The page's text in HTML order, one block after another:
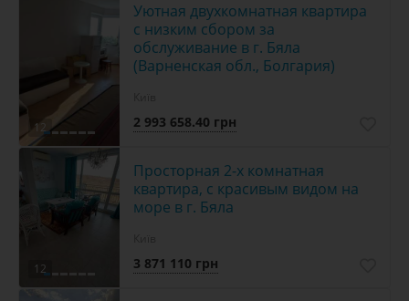
12
Уютная двухкомнатная квартира
с низким сбором за
обслуживание в г. Бяла
(Варненская обл., Болгария)
2 993 658.40 грн
12
Просторная 2-х комнатная
квартира, с красивым видом на
море в г. Бяла
3 871 110 грн